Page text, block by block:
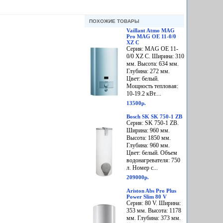
ПОХОЖИЕ ТОВАРЫ
Vaillant Atmo MAG
Pro MAG OE 11-0/0
XZ C
Серия: MAG OE 11-
0/0 XZ C. Ширина: 310
мм. Высота: 634 мм.
Глубина: 272 мм.
Цвет: белый.
Мощность тепловая:
10-19.2 кВт....
13500р.
Bosch SK SK 750-1 ZB
Серия: SK 750-1 ZB.
Ширина: 960 мм.
Высота: 1850 мм.
Глубина: 960 мм.
Цвет: белый. Объем
водонагревателя: 750
л. Номер с...
209000р.
Ariston Abs Pro Plus
Power Slim 80 V
Серия: 80 V. Ширина:
353 мм. Высота: 1178
мм. Глубина: 373 мм.